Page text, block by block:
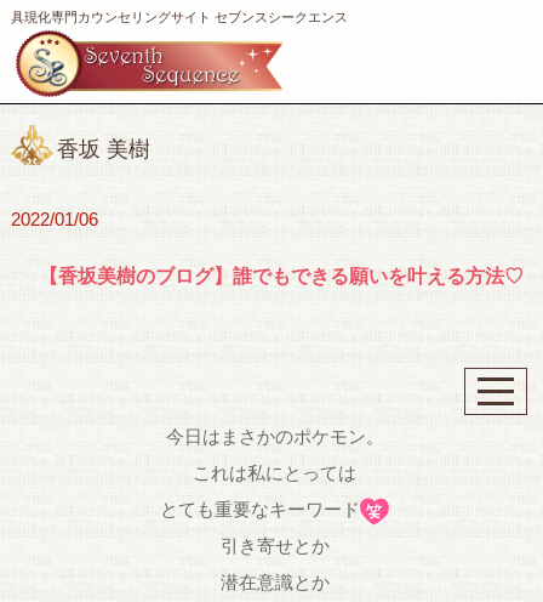
具現化専門カウンセリングサイト セブンスシークエンス
香坂 美樹
2022/01/06
【香坂美樹のブログ】誰でもできる願いを叶える方法♡
今日はまさかのポケモン。
これは私にとっては
とても重要なキーワード
引き寄せとか
潜在意識とか